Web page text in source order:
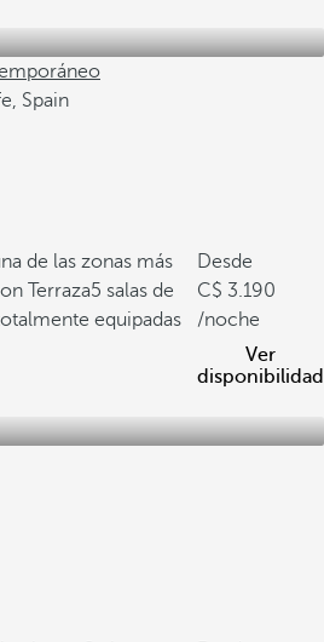
Spain
de las zonas más
Terraza5 salas de
equipadas
Desde
3.190
/noche
Ver
disponibilidad